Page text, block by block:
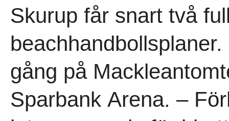
Skurup får snart två
gång på
Sparbank Arena. –